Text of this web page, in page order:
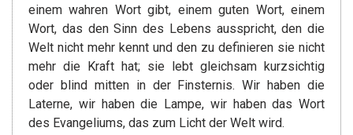
einem wahren Wort gibt, einem guten Wort, einem
Wort, das den Sinn des Lebens ausspricht, den die
Welt nicht mehr kennt und den zu definieren sie nicht
mehr die Kraft hat; sie lebt gleichsam kurzsichtig
oder blind mitten in der Finsternis. Wir haben die
Laterne, wir haben die Lampe, wir haben das Wort
des Evangeliums, das zum Licht der Welt wird.